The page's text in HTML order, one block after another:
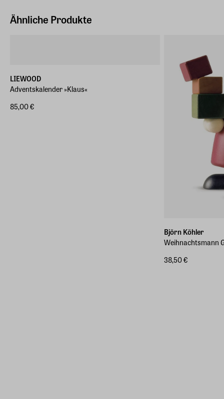
Ähnliche Produkte
LIEWOOD
Adventskalender »Klaus«
85,00 €
Björn Köhler
Weihnachtsmann
38,50 €